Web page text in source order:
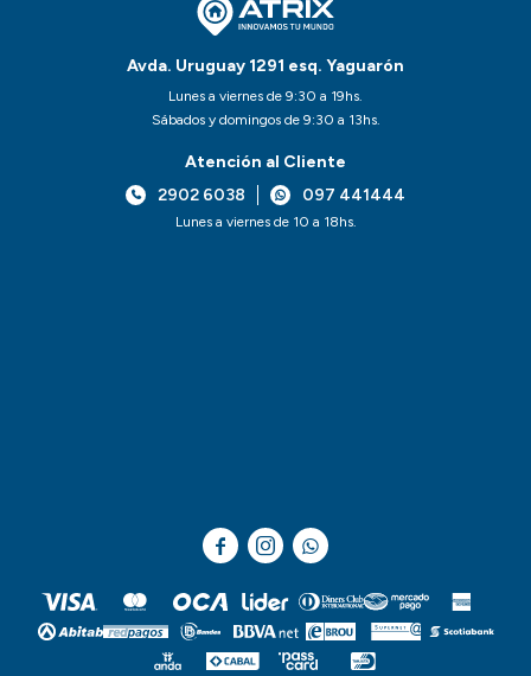
Avda. Uruguay 1291 esq. Yaguarón
Lunes a viernes de 9:30 a 19hs.
Sábados y domingos de 9:30 a 13hs.
Atención al Cliente
2902 6038
097 441444
Lunes a viernes de 10 a 18hs.
  